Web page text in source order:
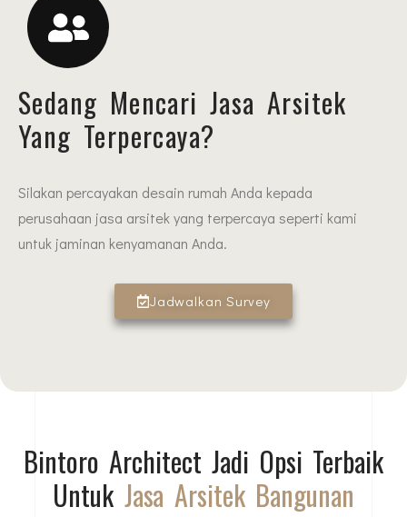
Sedang Mencari Jasa Arsitek
Yang Terpercaya?
Silakan percayakan desain rumah Anda kepada
perusahaan jasa arsitek yang terpercaya seperti kami
untuk jaminan kenyamanan Anda.
Jadwalkan Survey
Bintoro Architect Jadi Opsi Terbaik
Untuk Jasa Arsitek Bangunan